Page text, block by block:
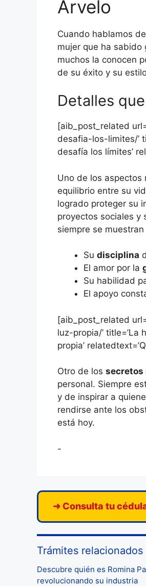
Arvelo
Cuando hablamos de
mujer que ha sabido
muchos la conocen
de su éxito y su
Detalles
[aib_post_related
desafia-los-limites/’
desafía los límites’
Uno de los aspectos
equilibrio entre su
logrado proteger su
proyectos sociales y
siempre se
Su disciplina
El amor por la
Su habilidad
El apoyo
[aib_post_related
luz-propia/’
propia’
Otro de los secretos
personal. Siempre
y de inspirar a
rendirse ante los
está hoy.
-
➜ Consulta tu
Trámites relacionados
Descubre quién es Romina
revolucionando su industria